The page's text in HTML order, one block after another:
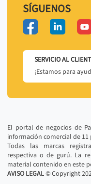
SÍGUENOS
SERVICIO AL
¡Estamos para
El portal de negocios de
información comercial de
Todas las marcas
respectiva o de gurú. La
material contenido en este
AVISO LEGAL© Copyright